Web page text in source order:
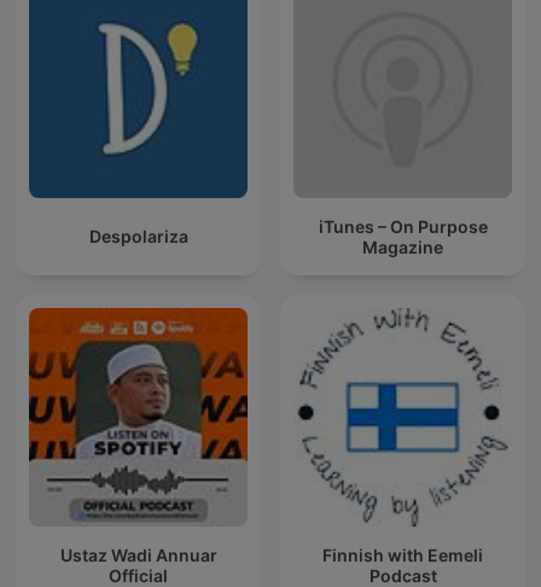
Despolariza
iTunes – On Purpose
Magazine
Ustaz Wadi Annuar
Official
Finnish with Eemeli
Podcast